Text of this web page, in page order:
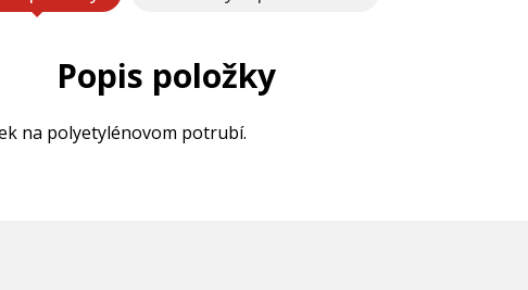
Popis položky
na polyetylénovom potrubí.